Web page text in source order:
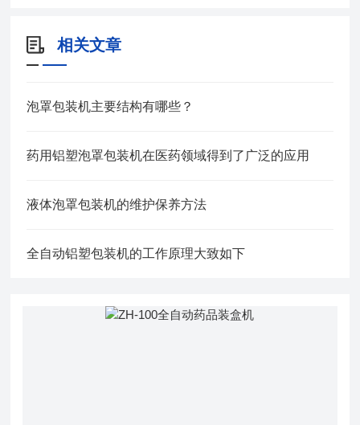
相关文章
泡罩包装机主要结构有哪些？
药用铝塑泡罩包装机在医药领域得到了广泛的应用
液体泡罩包装机的维护保养方法
全自动铝塑包装机的工作原理大致如下